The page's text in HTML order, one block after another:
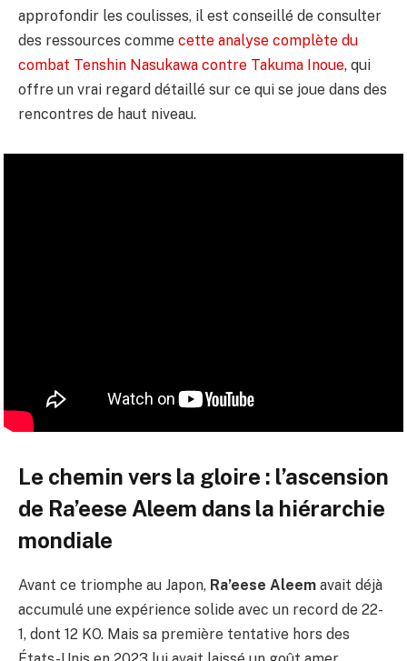
approfondir les coulisses, il est conseillé de consulter
des ressources comme cette analyse complète du
combat Tenshin Nasukawa contre Takuma Inoue, qui
offre un vrai regard détaillé sur ce qui se joue dans des
rencontres de haut niveau.
Le chemin vers la gloire : l’ascension
de Ra’eese Aleem dans la hiérarchie
mondiale
Avant ce triomphe au Japon, Ra’eese Aleem avait déjà
accumulé une expérience solide avec un record de 22-
1, dont 12 KO. Mais sa première tentative hors des